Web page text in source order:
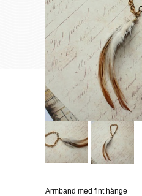
Armband med fint hänge